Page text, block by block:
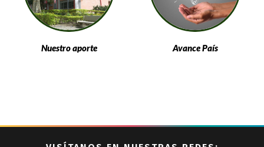
Nuestro aporte Avance País